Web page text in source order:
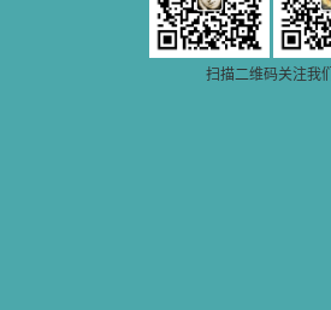
扫描二维码关注我们